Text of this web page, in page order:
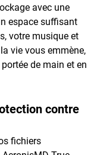
avec une
espace suffisant
votre musique et
vie vous emmène,
de main et en
contre
fichiers